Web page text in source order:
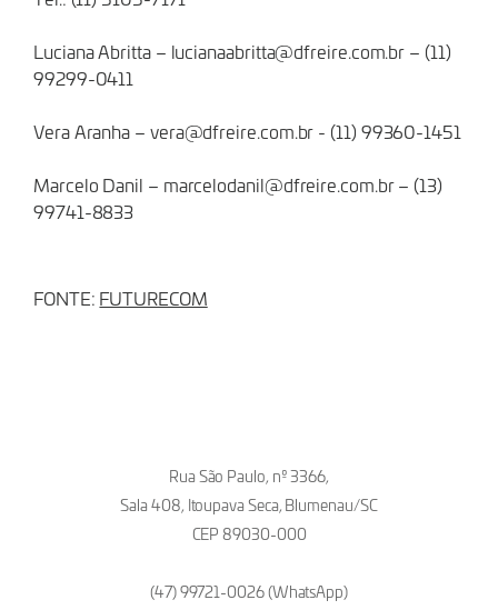
Luciana Abritta – lucianaabritta@dfreire.com.br – (11)
99299-0411
Vera Aranha – vera@dfreire.com.br - (11) 99360-1451
Marcelo Danil – marcelodanil@dfreire.com.br– (13)
99741-8833
FONTE: FUTURECOM
Rua São Paulo, nº 3366,
Sala 408, Itoupava Seca, Blumenau/SC
CEP 89030-000
(47) 99721-0026 (WhatsApp)